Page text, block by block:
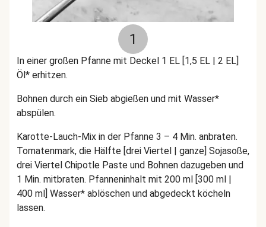
1
In einer großen Pfanne mit Deckel 1 EL [1,5 EL | 2 EL]
Öl* erhitzen.
Bohnen durch ein Sieb abgießen und mit Wasser*
abspülen.
Karotte-Lauch-Mix in der Pfanne 3 – 4 Min. anbraten.
Tomatenmark, die Hälfte [drei Viertel | ganze] Sojasoße,
drei Viertel Chipotle Paste und Bohnen dazugeben und
1 Min. mitbraten. Pfanneninhalt mit 200 ml [300 ml |
400 ml] Wasser* ablöschen und abgedeckt köcheln
lassen.